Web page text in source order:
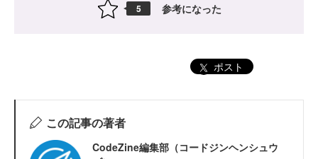
5 参考になった
ポスト
この記事の著者
CodeZine編集部（コードジンヘンシュウ